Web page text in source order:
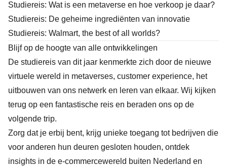
Studiereis: Wat is een metaverse en hoe verkoop je daar?
Studiereis: De geheime ingrediënten van innovatie
Studiereis: Walmart, the best of all worlds?
Blijf op de hoogte van alle ontwikkelingen
De studiereis van dit jaar kenmerkte zich door de nieuwe
virtuele wereld in metaverses, customer experience, het
uitbouwen van ons netwerk en leren van elkaar. Wij kijken
terug op een fantastische reis en beraden ons op de
volgende trip.
Zorg dat je erbij bent, krijg unieke toegang tot bedrijven die
voor anderen hun deuren gesloten houden, ontdek
insights in de e-commercewereld buiten Nederland en